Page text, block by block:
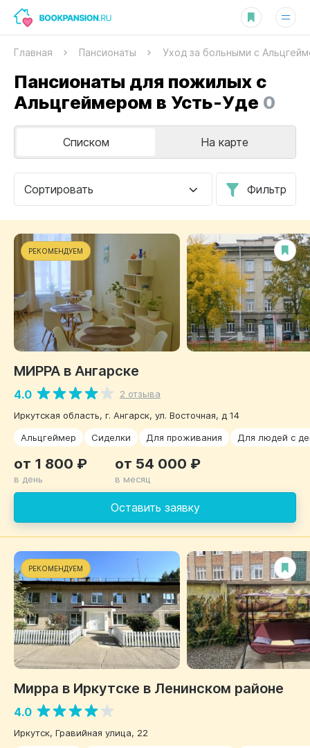
Главная Пансионаты Уход за больными с
Пансионаты для пожилых с
Альцгеймером в Усть-Уде 0
Сортировать Фильтр
Списком На карте
РЕКОМЕНДУЕМ
МИРРА в Ангарске
4.0
2 отзыва
Иркутская область, г. Ангарск, ул. Восточная, д 14
Альцгеймер
Сиделки Для проживания Для людей с
Оставить заявку
от 1 800 ₽
в день
от 54 000 ₽
в месяц
РЕКОМЕНДУЕМ
Мирра в Иркутске в Ленинском районе
4.0
Иркутск, Гравийная улица, 22